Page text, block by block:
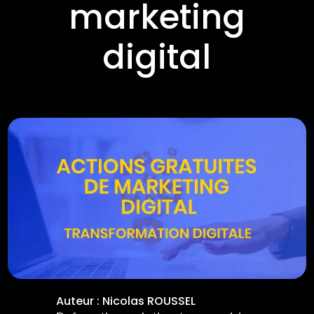
marketing
digital
Auteur : Nicolas ROUSSEL